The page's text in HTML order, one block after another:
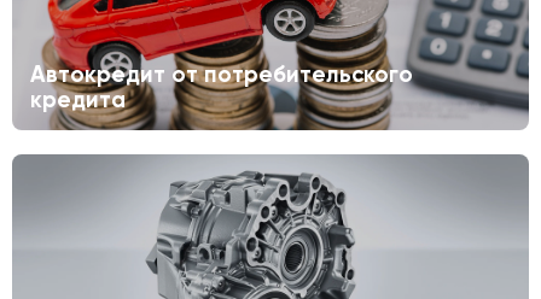
Автокредит от потребительского
кредита